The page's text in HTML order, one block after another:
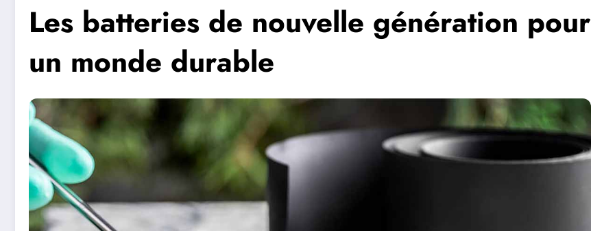
Les batteries de nouvelle génération pour
un monde durable